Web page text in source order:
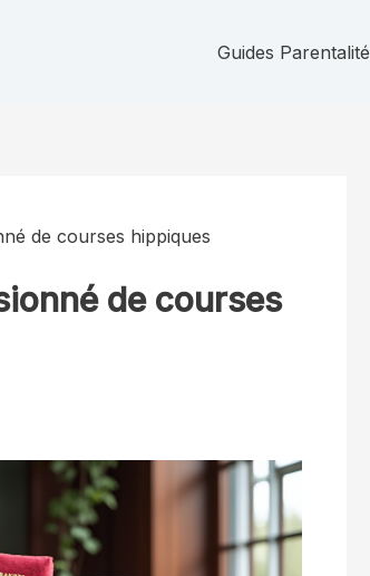
Guides Parentalité
de courses hippiques
de courses